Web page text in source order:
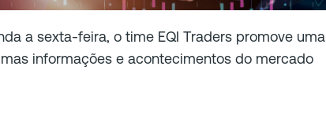
a sexta-feira, o time EQI Traders promove uma
informações e acontecimentos do mercado